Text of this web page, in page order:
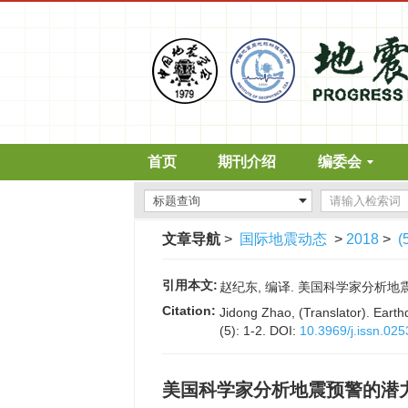
首页 期刊介绍 编委会
文章导航 > 国际地震动态 > 2018 >
引用本文: 赵纪东, 编译. 美国科学家分析
Citation: Jidong Zhao, (Translator).
(5): 1-2. DOI: 10.3969/
美国科学家分析地震预警的潜